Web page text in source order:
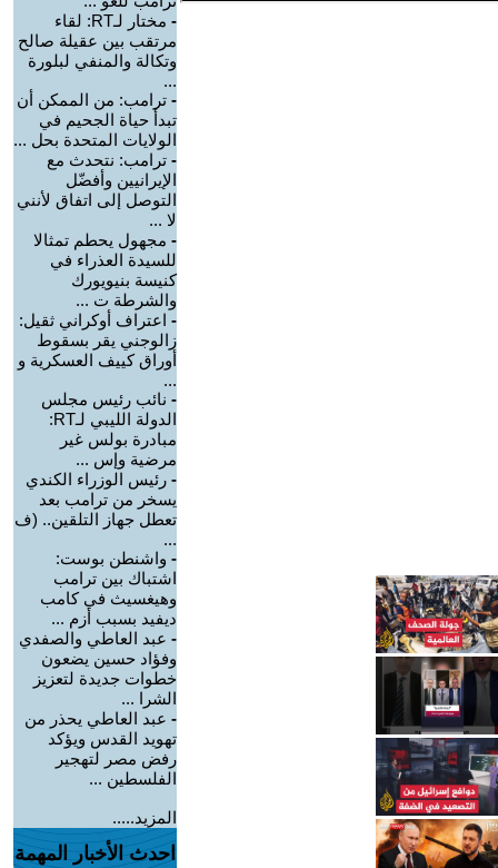
-
مختار لـRT: لقاء
مرتقب بين عقيلة صالح
وتكالة والمنفي لبلورة
...
- ترامب: من الممكن أن
تبدأ حياة الجحيم في
الولايات المتحدة بحل ...
- ترامب: نتحدث مع
الإيرانيين وأفضّل
التوصل إلى اتفاق لأنني
لا ...
- مجهول يحطم تمثالا
للسيدة العذراء في
كنيسة بنيويورك
والشرطة ت ...
- اعتراف أوكراني ثقيل:
زالوجني يقر بسقوط
أوراق كييف العسكرية و
...
- نائب رئيس مجلس
الدولة الليبي لـRT:
مبادرة بولس غير
مرضية وإس ...
- رئيس الوزراء الكندي
يسخر من ترامب بعد
تعطل جهاز التلقين.. (ف
...
- واشنطن بوست:
اشتباك بين ترامب
وهيغسيث في كامب
ديفيد بسبب أزم ...
- عبد العاطي والصفدي
وفؤاد حسين يضعون
خطوات جديدة لتعزيز
الشرا ...
- عبد العاطي يحذر من
تهويد القدس ويؤكد
رفض مصر لتهجير
الفلسطين ...
المزيد.....
احدث الأخبار المهمة